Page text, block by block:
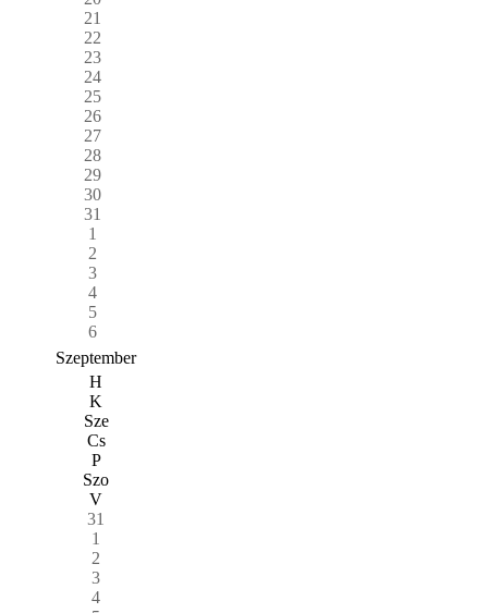
21
22
23
24
25
26
27
28
29
30
31
1
2
3
4
5
6
Szeptember
H
K
Sze
Cs
P
Szo
V
31
1
2
3
4